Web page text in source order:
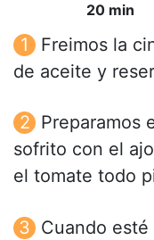
20 min
Freimos la
de aceite y
Preparamos
sofrito con el
el tomate todo
Cuando